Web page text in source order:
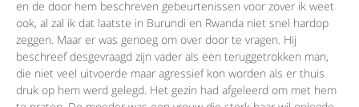
en de door hem beschreven gebeurtenissen voor zover ik weet
ook, al zal ik dat laatste in Burundi en Rwanda niet snel hardop
zeggen. Maar er was genoeg om over door te vragen. Hij
beschreef desgevraagd zijn vader als een teruggetrokken man,
die niet veel uitvoerde maar agressief kon worden als er thuis
druk op hem werd gelegd. Het gezin had afgeleerd om met hem